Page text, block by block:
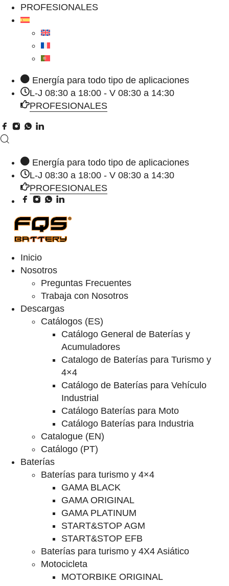
PROFESIONALES
Energía para todo tipo de aplicaciones
L-J 08:30 a 18:00 - V 08:30 a 14:30
PROFESIONALES
Energía para todo tipo de aplicaciones
L-J 08:30 a 18:00 - V 08:30 a 14:30
PROFESIONALES
Inicio
Nosotros
Preguntas Frecuentes
Trabaja con Nosotros
Descargas
Catálogos (ES)
Catálogo General de Baterías y
Acumuladores
Catalogo de Baterías para Turismo y
4×4
Catálogo de Baterías para Vehículo
Industrial
Catálogo Baterías para Moto
Catálogo Baterías para Industria
Catalogue (EN)
Catálogo (PT)
Baterías
Baterías para turismo y 4×4
GAMA BLACK
GAMA ORIGINAL
GAMA PLATINUM
START&STOP AGM
START&STOP EFB
Baterías para turismo y 4X4 Asiático
Motocicleta
MOTORBIKE ORIGINAL